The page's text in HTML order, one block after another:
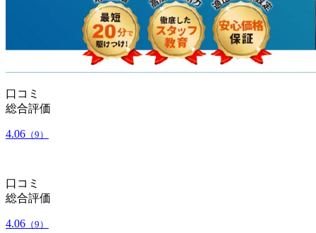
口コミ
総合評価
4.06 （9）
口コミ
総合評価
4.06 （9）